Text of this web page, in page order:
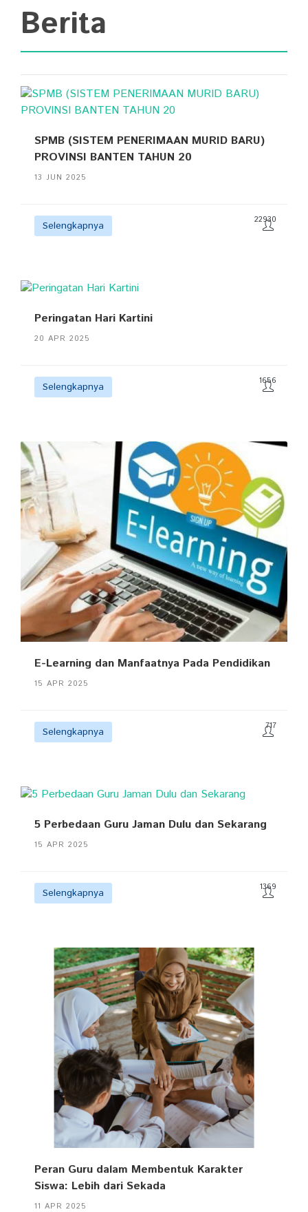
Berita
SPMB (SISTEM PENERIMAAN MURID BARU)
PROVINSI BANTEN TAHUN 20
13 JUN 2025
Selengkapnya 22930
Peringatan Hari Kartini
20 APR 2025
Selengkapnya 1656
E-Learning dan Manfaatnya Pada Pendidikan
15 APR 2025
Selengkapnya 717
5 Perbedaan Guru Jaman Dulu dan Sekarang
15 APR 2025
Selengkapnya 1369
Peran Guru dalam Membentuk Karakter
Siswa: Lebih dari Sekada
11 APR 2025